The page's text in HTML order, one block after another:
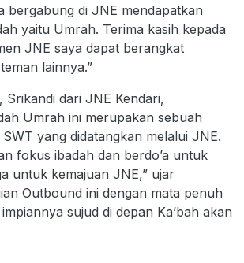
bergabung di JNE mendapatkan
yaitu Umrah. Terima kasih kepada
JNE saya dapat berangkat
lainnya.”
Srikandi dari JNE Kendari,
Umrah ini merupakan sebuah
yang didatangkan melalui JNE.
fokus ibadah dan berdo’a untuk
untuk kemajuan JNE,” ujar
Outbound ini dengan mata penuh
sujud di depan Ka’bah akan